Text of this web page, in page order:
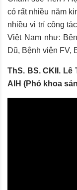
có rất nhiều năm
nhiều vị trí công
Việt Nam như:
Dũ, Bệnh viện FV,
ThS. BS. CKII. Lê
AIH (Phó khoa